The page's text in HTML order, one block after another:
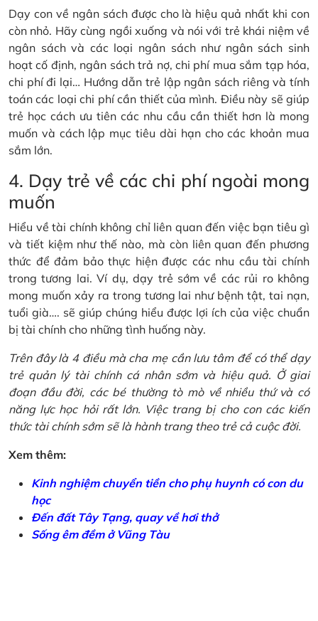
Dạy con về ngân sách được cho là hiệu quả nhất khi con
còn nhỏ. Hãy cùng ngồi xuống và nói với trẻ khái niệm về
ngân sách và các loại ngân sách như ngân sách sinh
hoạt cố định, ngân sách trả nợ, chi phí mua sắm tạp hóa,
chi phí đi lại… Hướng dẫn trẻ lập ngân sách riêng và tính
toán các loại chi phí cần thiết của mình. Điều này sẽ giúp
trẻ học cách ưu tiên các nhu cầu cần thiết hơn là mong
muốn và cách lập mục tiêu dài hạn cho các khoản mua
sắm lớn.
4. Dạy trẻ về các chi phí ngoài mong
muốn
Hiểu về tài chính không chỉ liên quan đến việc bạn tiêu gì
và tiết kiệm như thế nào, mà còn liên quan đến phương
thức để đảm bảo thực hiện được các nhu cầu tài chính
trong tương lai. Ví dụ, dạy trẻ sớm về các rủi ro không
mong muốn xảy ra trong tương lai như bệnh tật, tai nạn,
tuổi già…. sẽ giúp chúng hiểu được lợi ích của việc chuẩn
bị tài chính cho những tình huống này.
Trên đây là 4 điều mà cha mẹ cần lưu tâm để có thể dạy
trẻ quản lý tài chính cá nhân sớm và hiệu quả. Ở giai
đoạn đầu đời, các bé thường tò mò về nhiều thứ và có
năng lực học hỏi rất lớn. Việc trang bị cho con các kiến
thức tài chính sớm sẽ là hành trang theo trẻ cả cuộc đời.
Xem thêm:
Kinh nghiệm chuyển tiền cho phụ huynh có con du
học
Đến đất Tây Tạng, quay về hơi thở
Sống êm đềm ở Vũng Tàu